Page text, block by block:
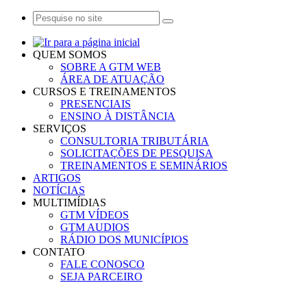
QUEM SOMOS
SOBRE A GTM WEB
ÁREA DE ATUAÇÃO
CURSOS E TREINAMENTOS
PRESENCIAIS
ENSINO À DISTÂNCIA
SERVIÇOS
CONSULTORIA TRIBUTÁRIA
SOLICITAÇÕES DE PESQUISA
TREINAMENTOS E SEMINÁRIOS
ARTIGOS
NOTÍCIAS
MULTIMÍDIAS
GTM VÍDEOS
GTM AUDIOS
RÁDIO DOS MUNICÍPIOS
CONTATO
FALE CONOSCO
SEJA PARCEIRO